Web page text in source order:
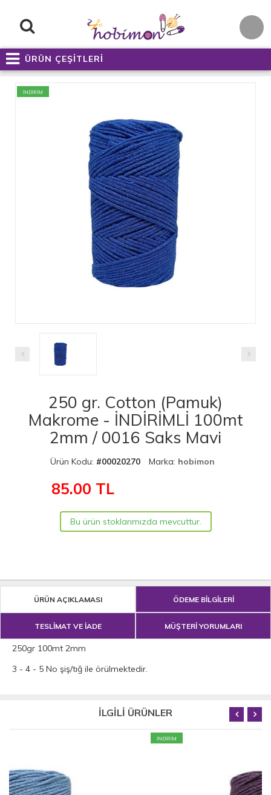
ÜRÜN ÇEŞİTLERİ
İNDİRİM
250 gr. Cotton (Pamuk)
Makrome - İNDİRİMLİ 100mt
2mm / 0016 Saks Mavi
Ürün Kodu: #00020270 Marka: hobimon
85.00 TL
Bu ürün stoklarımızda mevcuttur.
ÜRÜN AÇIKLAMASI ÖDEME BİLGİLERİ
TESLİMAT VE İADE MÜŞTERİ YORUMLARI
250gr 100mt 2mm
3 - 4 - 5 No şiş/tığ ile örülmektedir.
İLGİLİ ÜRÜNLER